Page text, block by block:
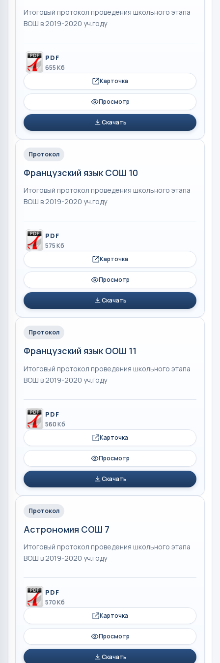
Итоговый протокол проведения школьного этапа
ВОШ в 2019-2020 уч.году
PDF
655 Кб
Карточка
Просмотр
Скачать
Протокол
Французский язык СОШ 10
Итоговый протокол проведения школьного этапа
ВОШ в 2019-2020 уч.году
PDF
575 Кб
Карточка
Просмотр
Скачать
Протокол
Французский язык ООШ 11
Итоговый протокол проведения школьного этапа
ВОШ в 2019-2020 уч.году
PDF
560 Кб
Карточка
Просмотр
Скачать
Протокол
Астрономия СОШ 7
Итоговый протокол проведения школьного этапа
ВОШ в 2019-2020 уч.году
PDF
570 Кб
Карточка
Просмотр
Скачать